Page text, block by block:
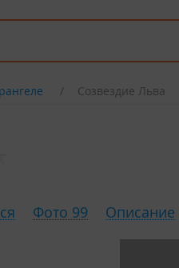
Созвездие Льва
Фото 99 Описание